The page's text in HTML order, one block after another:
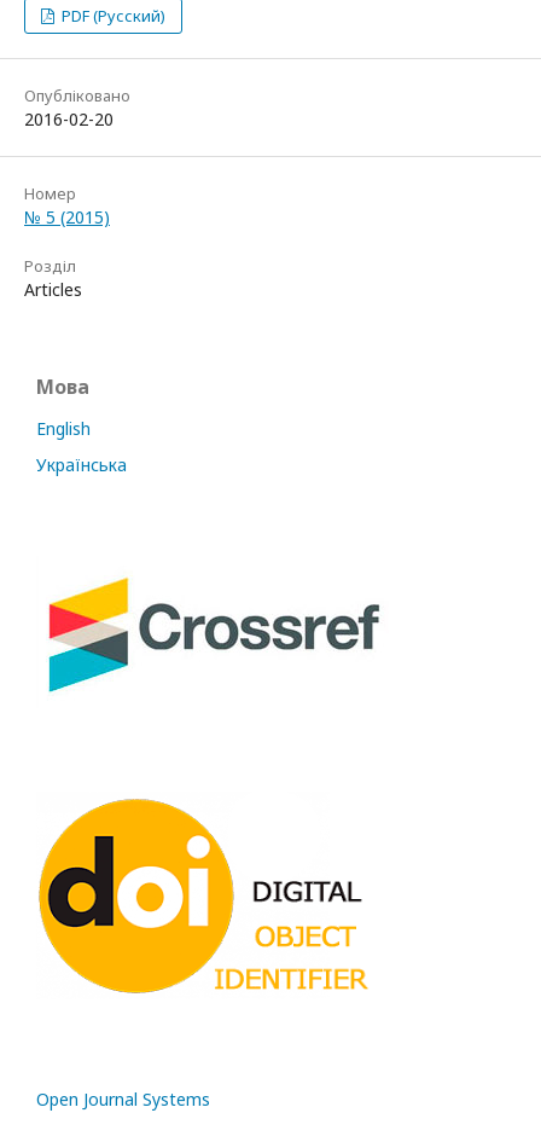
PDF (Русский)
Опубліковано
2016-02-20
Номер
№ 5 (2015)
Розділ
Articles
Мова
English
Українська
Open Journal Systems